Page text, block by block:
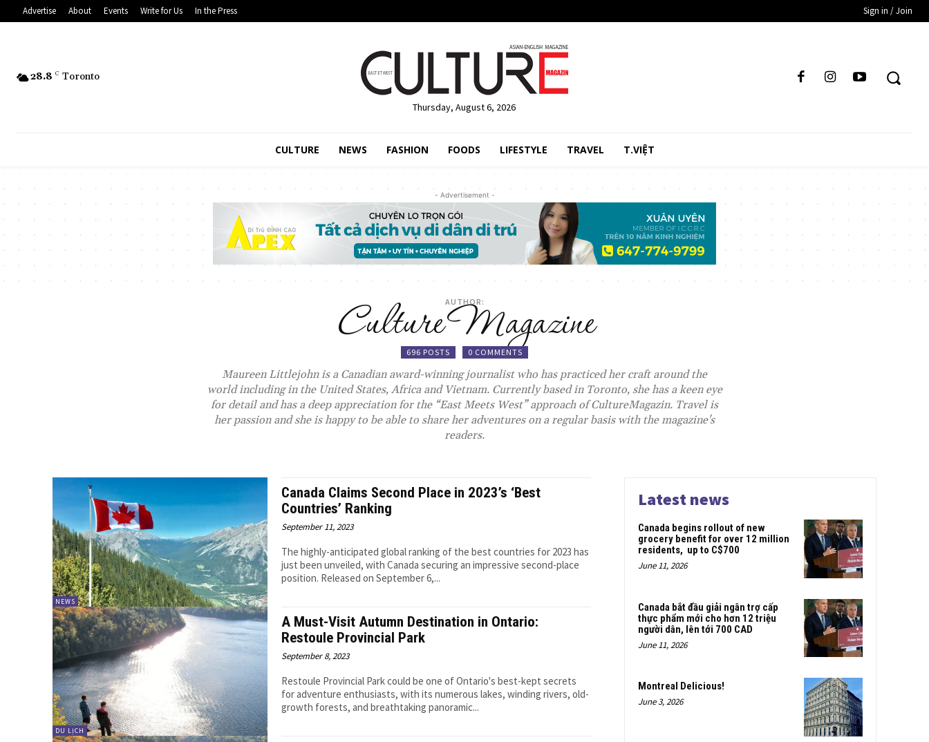
Advertise About Events Write for Us In the Press Sign in / Join
28.8 C Toronto
Thursday, August 6, 2026
CULTURE NEWS FASHION FOODS LIFESTYLE TRAVEL T.VIỆT
- Advertisement -
AUTHOR:
Culture Magazine
696 POSTS 0 COMMENTS
Maureen Littlejohn is a Canadian award-winning journalist who has practiced her craft around the
world including in the United States, Africa and Vietnam. Currently based in Toronto, she has a keen eye
for detail and has a deep appreciation for the “East Meets West” approach ofCultureMagazin. Travel is
her passion and she is happy to be able to share her adventures on a regular basis with the magazine's
readers.
NEWS
Canada Claims Second Place in 2023’s ‘Best
Countries’ Ranking
September 11, 2023
The highly-anticipated global ranking of the best countries for 2023 has
just been unveiled, with Canada securing an impressive second-place
position. Released on September 6,...
DU LỊCH
A Must-Visit Autumn Destination in Ontario:
Restoule Provincial Park
September 8, 2023
Restoule Provincial Park could be one of Ontario's best-kept secrets
for adventure enthusiasts, with its numerous lakes, winding rivers, old-
growth forests, and breathtaking panoramic...
Latest news
Canada begins rollout of new
grocery benefit for over 12 million
residents, up to C$700
June 11, 2026
Canada bắt đầu giải ngân trợ cấp
thực phẩm mới cho hơn 12 triệu
người dân, lên tới 700 CAD
June 11, 2026
Montreal Delicious!
June 3, 2026